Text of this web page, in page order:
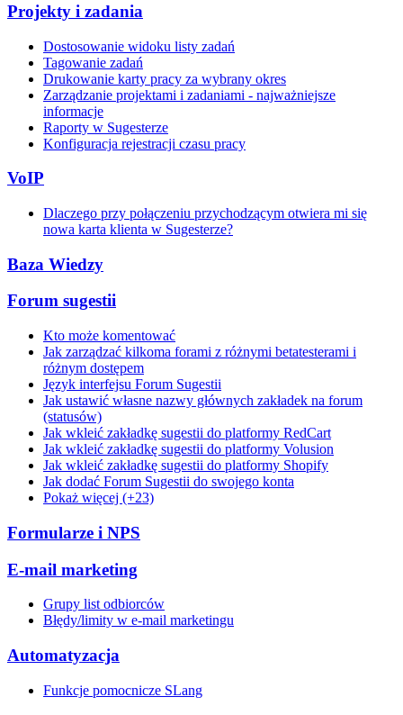
Projekty i zadania
Dostosowanie widoku listy zadań
Tagowanie zadań
Drukowanie karty pracy za wybrany okres
Zarządzanie projektami i zadaniami - najważniejsze
informacje
Raporty w Sugesterze
Konfiguracja rejestracji czasu pracy
VoIP
Dlaczego przy połączeniu przychodzącym otwiera mi się
nowa karta klienta w Sugesterze?
Baza Wiedzy
Forum sugestii
Kto może komentować
Jak zarządzać kilkoma forami z różnymi betatesterami i
różnym dostępem
Język interfejsu Forum Sugestii
Jak ustawić własne nazwy głównych zakładek na forum
(statusów)
Jak wkleić zakładkę sugestii do platformy RedCart
Jak wkleić zakładkę sugestii do platformy Volusion
Jak wkleić zakładkę sugestii do platformy Shopify
Jak dodać Forum Sugestii do swojego konta
Pokaż więcej (+23)
Formularze i NPS
E-mail marketing
Grupy list odbiorców
Błędy/limity w e-mail marketingu
Automatyzacja
Funkcje pomocnicze SLang